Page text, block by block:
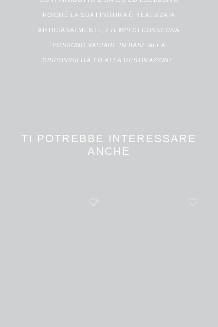
POICHÉ LA SUA FINITURA È REALIZZATA
ARTIGIANALMENTE, I TEMPI DI CONSEGNA
POSSONO VARIARE IN BASE ALLA
DISPONIBILITÀ ED ALLA DESTINAZIONE.
TI POTREBBE INTERESSARE
ANCHE